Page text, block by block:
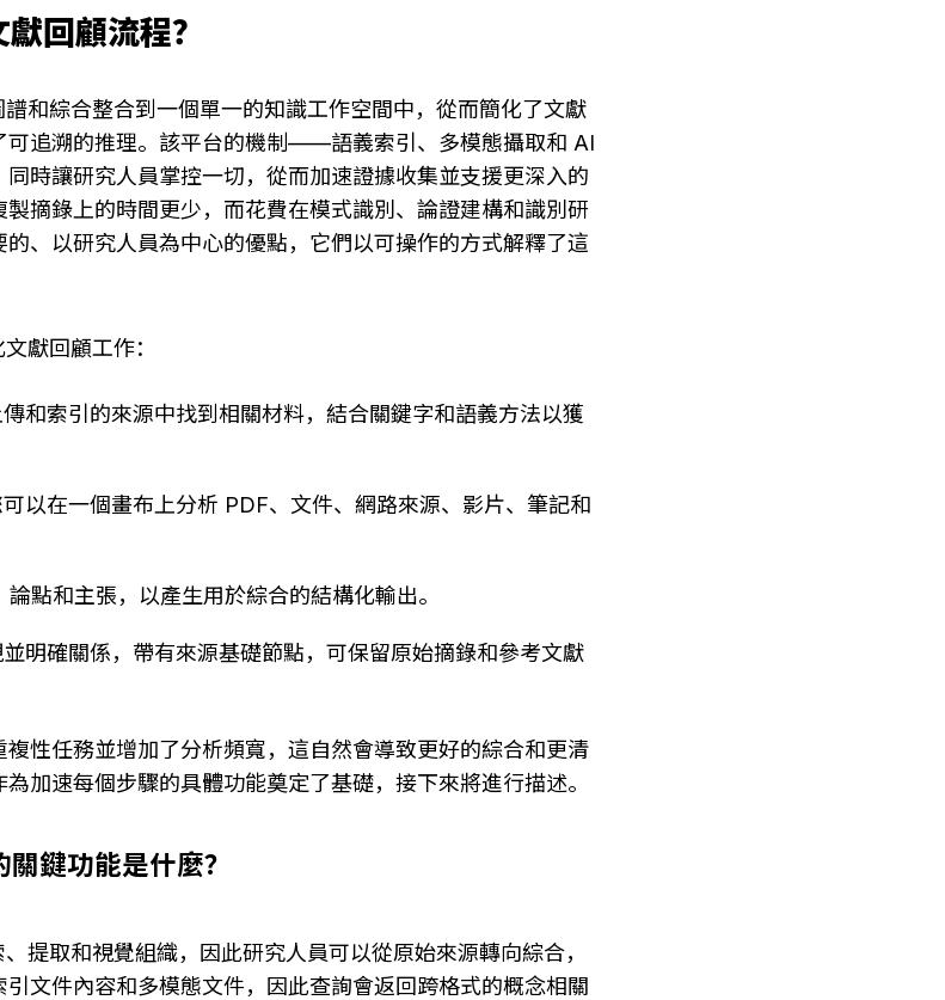
回顧流程？
和綜合整合到一個單一的知識工作空間中，從而簡化了文獻
可追溯的推理。該平台的機制——語義索引、多模態攝取和 AI
時讓研究人員掌控一切，從而加速證據收集並支援更深入的
摘錄上的時間更少，而花費在模式識別、論證建構和識別研
、以研究人員為中心的優點，它們以可操作的方式解釋了這
獻回顧工作：
和索引的來源中找到相關材料，結合關鍵字和語義方法以獲
以在一個畫布上分析 PDF、文件、網路來源、影片、筆記和
點和主張，以產生用於綜合的結構化輸出。
明確關係，帶有來源基礎節點，可保留原始摘錄和參考文獻
性任務並增加了分析頻寬，這自然會導致更好的綜合和更清
加速每個步驟的具體功能奠定了基礎，接下來將進行描述。
鍵功能是什麼？
提取和視覺組織，因此研究人員可以從原始來源轉向綜合，
文件內容和多模態文件，因此查詢會返回跨格式的概念相關